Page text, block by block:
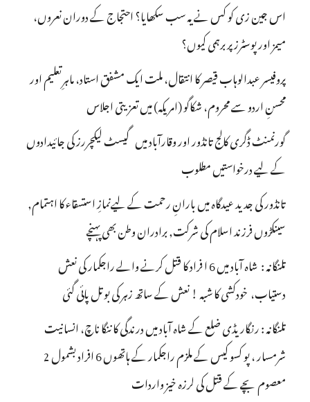
اس جین زی کو کس نے یہ سب سکھایا؟ احتجاج کے دوران نعروں،
میمز اور پوسٹرز پر برہمی کیوں؟
پروفیسر عبدالوہاب قیصر کا انتقال، ملت ایک مشفق استاد، ماہرِتعلیم اور
محسنِ اردو سے محروم، شکاگو (امریکہ) میں تعزیتی اجلاس
گورنمنٹ ڈگری کالج تانڈور اور وقارآباد میں گیسٹ لیکچررز کی جائیدادوں
کے لیے درخواستیں مطلوب
تانڈور کی جدید عیدگاہ میں بارانِ رحمت کے لیےنمازِ استسقاء کا اہتمام,
سینکڑوں فرزند اسلام کی شرکت, برادران وطن بھی پہنچے
تلنگانہ : شاہ آباد میں 6 ا فراد کا قتل کرنے والے راجکمار کی نعش
دستیاب، خودکشی کا شبہ ! نعش کے ساتھ زہر کی بوتل پائی گئی
تلنگانہ : رنگاریڈی ضلع کے شاہ آباد میں درندگی کا ننگا ناچ، انسانیت
شرمسار ، پو کسو کیس کے ملزم راجکمار کے ہاتھوں 6 افراد بشمول 2
معصوم بچے کے قتل کی لرزہ خیز واردات